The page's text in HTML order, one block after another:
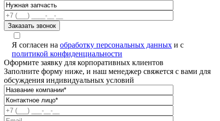
Я согласен на обработку персональных данных и с
политикой конфиденциальности
Оформите заявку для корпоративных клиентов
Заполните форму ниже, и наш менеджер свяжется с вами для
обсуждения индивидуальных условий